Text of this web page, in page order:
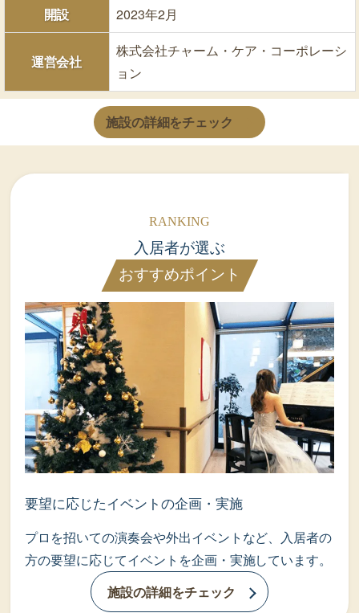
開設
2023年2月
運営会社
株式会社チャーム・ケア・コーポレーシ
ョン
施設の詳細をチェック
入居者が選ぶ
おすすめポイント
要望に応じたイベントの企画・実施
プロを招いての演奏会や外出イベントなど、入居者の
方の要望に応じてイベントを企画・実施しています。
施設の詳細をチェック